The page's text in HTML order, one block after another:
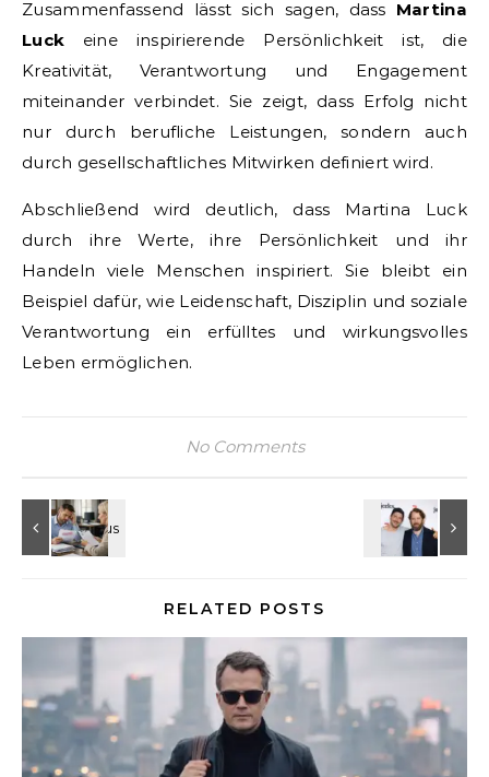
Zusammenfassend lässt sich sagen, dass Martina
Luck eine inspirierende Persönlichkeit ist, die
Kreativität, Verantwortung und Engagement
miteinander verbindet. Sie zeigt, dass Erfolg nicht
nur durch berufliche Leistungen, sondern auch
durch gesellschaftliches Mitwirken definiert wird.
Abschließend wird deutlich, dass Martina Luck
durch ihre Werte, ihre Persönlichkeit und ihr
Handeln viele Menschen inspiriert. Sie bleibt ein
Beispiel dafür, wie Leidenschaft, Disziplin und soziale
Verantwortung ein erfülltes und wirkungsvolles
Leben ermöglichen.
No Comments
RELATED POSTS